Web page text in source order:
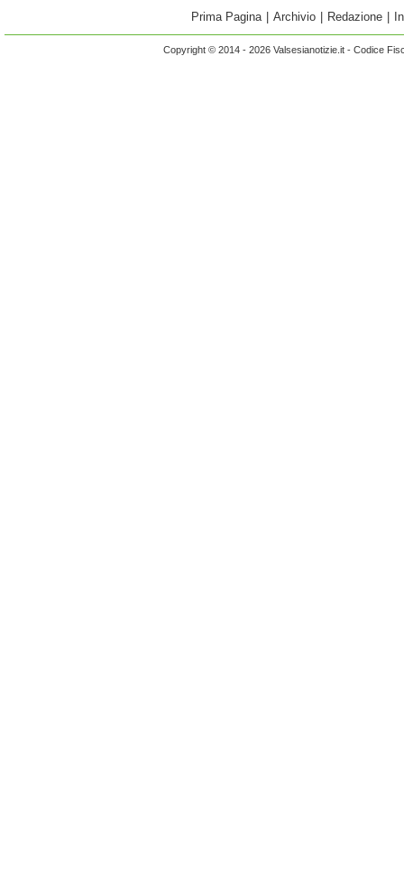
Prima Pagina | Archivio | Redazione |
Copyright © 2014 - 2026 Valsesianotizie.it - Codice